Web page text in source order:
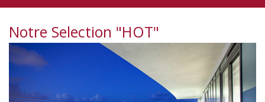
Notre Selection "HOT"